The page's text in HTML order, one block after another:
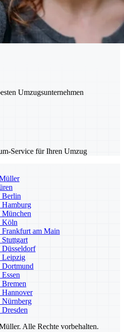
Umzugsunternehmen
Service für Ihren Umzug
Berlin
Hamburg
Köln
am Main
Leipzig
Dortmund
Hannover
Nürnberg
Alle Rechte vorbehalten.